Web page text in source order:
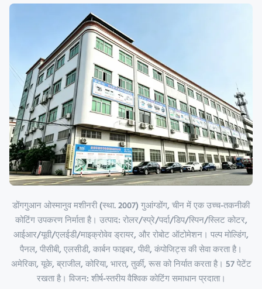
डोंगगुआन ओस्मानुव मशीनरी (स्था. 2007) गुआंग्डोंग, चीन में एक उच्च-तकनीकी
कोटिंग उपकरण निर्माता है। उत्पाद: रोलर/स्प्रे/पर्दा/डिप/स्पिन/स्लिट कोटर,
आईआर/यूवी/एलईडी/माइक्रोवेव ड्रायर, और रोबोट ऑटोमेशन। पल्प मोल्डिंग,
पैनल, पीसीबी, एलसीडी, कार्बन फाइबर, पीवी, कंपोजिट्स की सेवा करता है।
अमेरिका, यूके, ब्राजील, कोरिया, भारत, तुर्की, रूस को निर्यात करता है। 57 पेटेंट
रखता है। विजन: शीर्ष-स्तरीय वैश्विक कोटिंग समाधान प्रदाता।